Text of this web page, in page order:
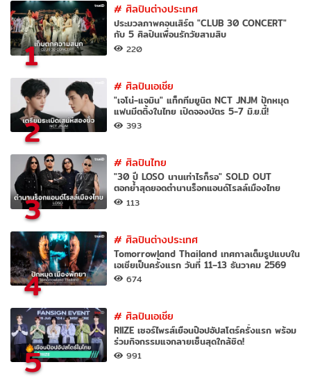
1
#ศิลปินต่างประเทศ
ประมวลภาพคอนเสิร์ต "CLUB 30 CONCERT"
กับ 5 ศิลปินเพื่อนรักวัยสามสิบ
220
2
#ศิลปินเอเชีย
"เจโน่-แจมิน" แท็กทีมยูนิต NCT JNJM ปักหมุด
แฟนมีตติ้งในไทย เปิดจองบัตร 5-7 มิ.ย.นี้!
393
3
#ศิลปินไทย
"30 ปี LOSO นานเท่าไรก็รอ" SOLD OUT
ตอกย้ำสุดยอดตำนานร็อกแอนด์โรลล์เมืองไทย
113
4
#ศิลปินต่างประเทศ
Tomorrowland Thailand เทศกาลเต็มรูปแบบใน
เอเชียเป็นครั้งแรก วันที่ 11–13 ธันวาคม 2569
674
5
#ศิลปินเอเชีย
RIIZE เซอร์ไพรส์เยือนป๊อปอัปสโตร์ครั้งแรก พร้อม
ร่วมกิจกรรมแจกลายเซ็นสุดใกล้ชิด!
991